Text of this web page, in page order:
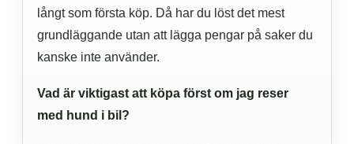
långt som första köp. Då har du löst det mest
grundläggande utan att lägga pengar på saker du
kanske inte använder.
Vad är viktigast att köpa först om jag reser
med hund i bil?